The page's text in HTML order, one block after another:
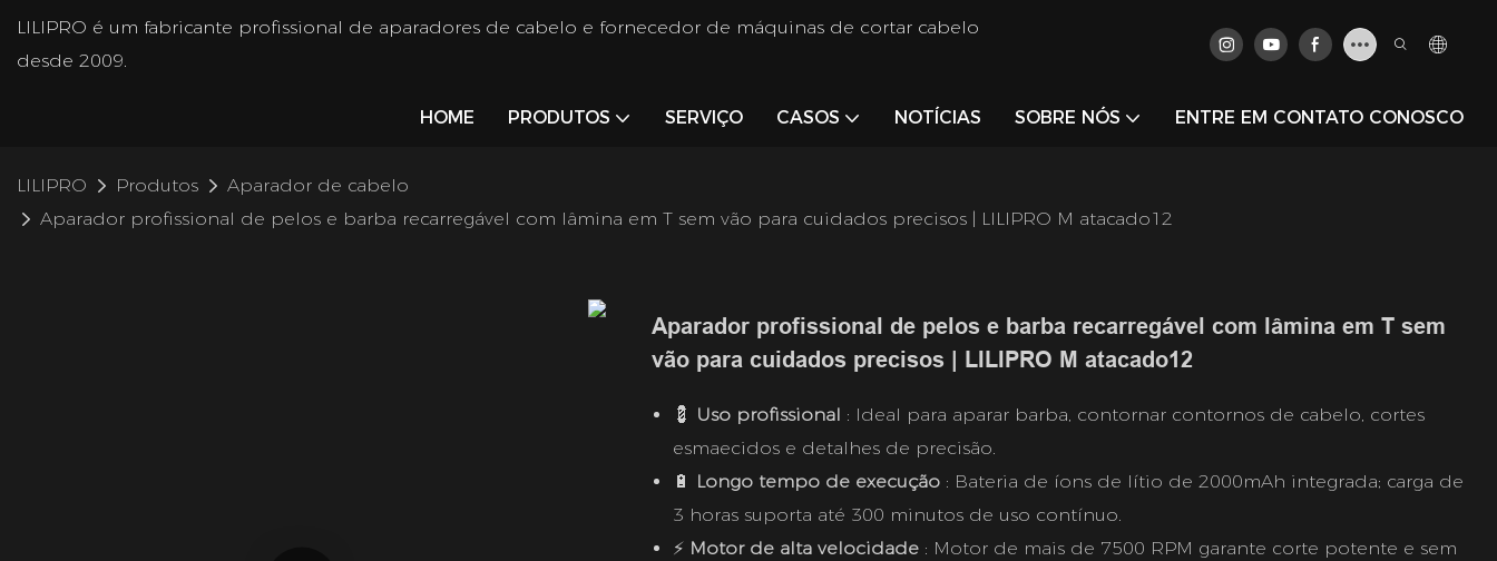
LILIPRO é um fabricante profissional de aparadores de cabelo e fornecedor de máquinas de cortar cabelo
desde 2009.
HOME PRODUTOS SERVIÇO CASOS NOTÍCIAS SOBRE NÓS ENTRE EM CONTATO CONOSCO
LILIPRO Produtos
Aparador de cabelo
Aparador profissional de pelos e barba recarregável com lâmina em T sem vão para cuidados precisos | LILIPRO M atacado12
Aparador profissional de pelos e barba recarregável com lâmina em T sem
vão para cuidados precisos | LILIPRO M atacado12
💈 Uso profissional : Ideal para aparar barba, contornar contornos de cabelo, cortes
esmaecidos e detalhes de precisão.
🔋 Longo tempo de execução : Bateria de íons de lítio de 2000mAh integrada; carga de
3 horas suporta até 300 minutos de uso contínuo.
⚡ Motor de alta velocidade : Motor de mais de 7500 RPM garante corte potente e sem